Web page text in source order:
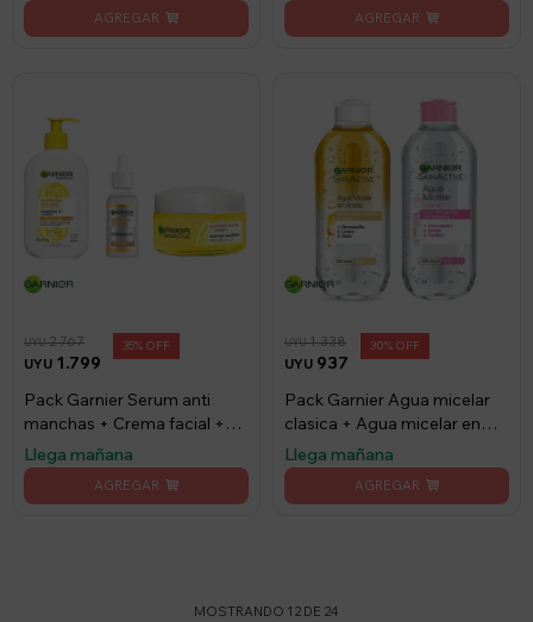
UYU 1.799
UYU2.767 35
Pack Garnier Serum anti
manchas + Crema facial +
Gel
Llega mañana
UYU 937
UYU1.338 30
Pack Garnier Agua micelar
clasica + Agua micelar en
aceite
Llega mañana
MOSTRANDO 12 DE 24